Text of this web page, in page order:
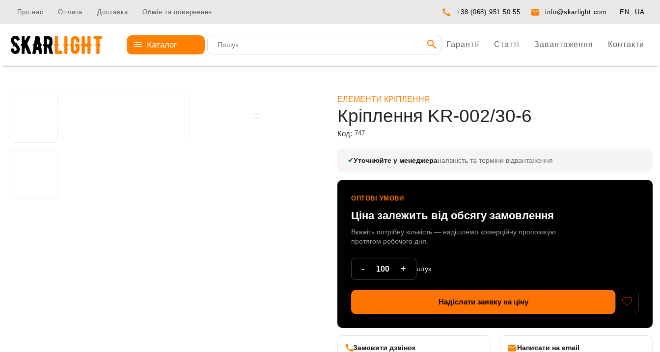
Про нас Оплата Доставка Обмін та повернення +38 (068) 951 50 55 info@skarlight.com EN UA
Каталог Гарантії Статті Завантаження Контакти
Кріплення до кристалів Кріплення KR-002/30-6
ЕЛЕМЕНТИ КРІПЛЕННЯ
Кріплення KR-002/30-6
Код: 747
✔Уточнюйте у менеджеранаявність та терміни відвантаження
ОПТОВІ УМОВИ
Ціна залежить від обсягу замовлення
Вкажіть потрібну кількість — надішлемо комерційну пропозицію
протягом робочого дня.
- + штук
Надіслати заявку на ціну
Замовити дзвінок Написати на email